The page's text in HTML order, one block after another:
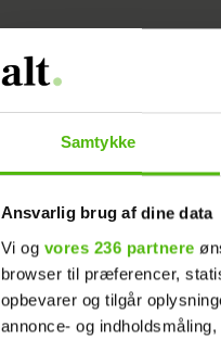
Samtykke
Ansvarlig brug af dine data
Vi og vores 236 partnere
browser til præferencer,
opbevarer og tilgår
annonce- og
slam,